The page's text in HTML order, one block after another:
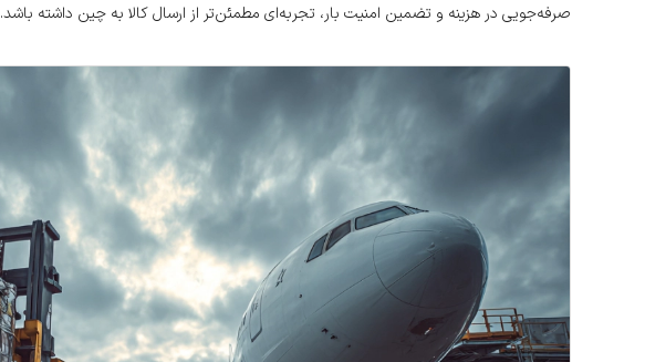
صرفه‌جویی در هزینه و تضمین امنیت بار، تجربه‌ای مطمئن‌تر از ارسال کالا به چین داشته باشد.